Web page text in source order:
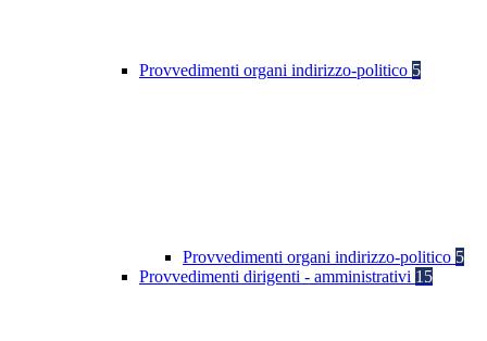
Provvedimenti organi indirizzo-politico 5
Provvedimenti organi indirizzo-politico 5
Provvedimenti dirigenti - amministrativi 15